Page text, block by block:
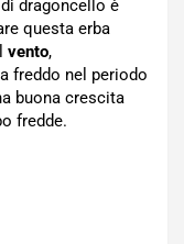
dragoncello è
questa erba
vento,
freddo nel periodo
buona crescita
fredde.